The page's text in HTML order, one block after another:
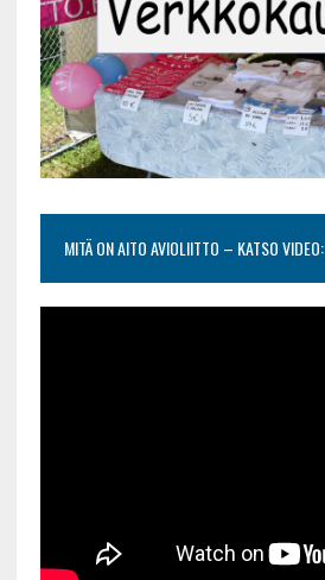
MITÄ ON AITO AVIOLIITTO – KATSO VIDEO: